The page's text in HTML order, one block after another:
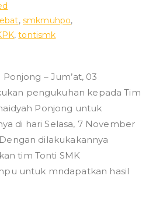
, smkmuhpo,
,tontismk
– Jum’at, 03
pengukuhan kepada Tim
Ponjong untuk
di hari Selasa, 7 November
dilakukakannya
tim Tonti SMK
untuk mndapatkan hasil